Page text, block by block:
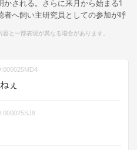
される。さらに来月から始まる1
者へ飼い主研究員としての参加が呼
と一部表現が異なる場合があります。
000025MD4
ぇ
000025SJ8